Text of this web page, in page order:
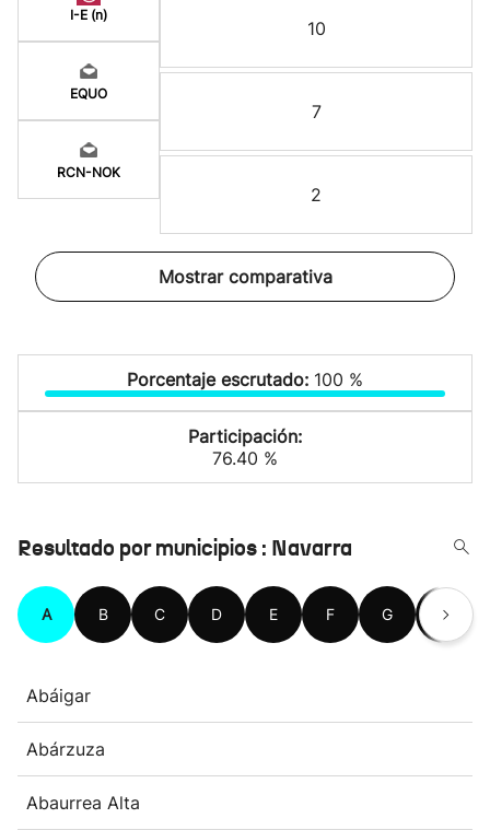
I-E (n)
EQUO
RCN-NOK
10
7
2
Mostrar comparativa
Porcentaje escrutado: 100 %
Participación:
76.40 %
Resultado por municipios : Navarra
A B C D E F G H
Abáigar
Abárzuza
Abaurrea Alta